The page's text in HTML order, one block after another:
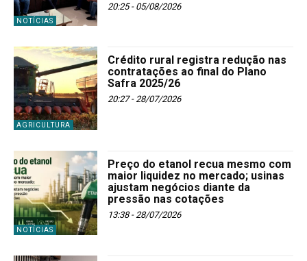
NOTÍCIAS
20:25 - 05/08/2026
AGRICULTURA
Crédito rural registra redução nas
contratações ao final do Plano
Safra 2025/26
20:27 - 28/07/2026
NOTÍCIAS
Preço do etanol recua mesmo com
maior liquidez no mercado; usinas
ajustam negócios diante da
pressão nas cotações
13:38 - 28/07/2026